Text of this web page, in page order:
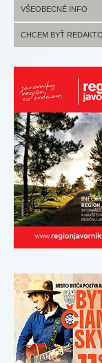
VŠEOBECNÉ INFO
CHCEM BYŤ